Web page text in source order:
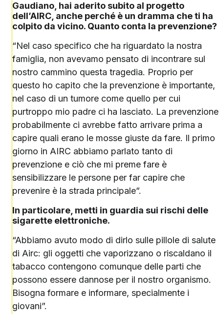
Gaudiano, hai aderito subito al progetto
dell’AIRC, anche perché è un dramma che ti ha
colpito da vicino. Quanto conta la prevenzione?
“Nel caso specifico che ha riguardato la nostra
famiglia, non avevamo pensato di incontrare sul
nostro cammino questa tragedia. Proprio per
questo ho capito che la prevenzione è importante,
nel caso di un tumore come quello per cui
purtroppo mio padre ci ha lasciato. La prevenzione
probabilmente ci avrebbe fatto arrivare prima a
capire quali erano le mosse giuste da fare. Il primo
giorno in AIRC abbiamo parlato tanto di
prevenzione e ciò che mi preme fare è
sensibilizzare le persone per far capire che
prevenire è la strada principale”.
In particolare, metti in guardia sui rischi delle
sigarette elettroniche.
“Abbiamo avuto modo di dirlo sulle pillole di salute
di Airc: gli oggetti che vaporizzano o riscaldano il
tabacco contengono comunque delle parti che
possono essere dannose per il nostro organismo.
Bisogna formare e informare, specialmente i
giovani”.